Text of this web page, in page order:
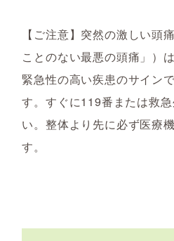
【ご注意】突然の激しい頭
ことのない最悪の頭痛」）
緊急性の高い疾患のサイン
す。すぐに119番または救
い。整体より先に必ず医療
す。